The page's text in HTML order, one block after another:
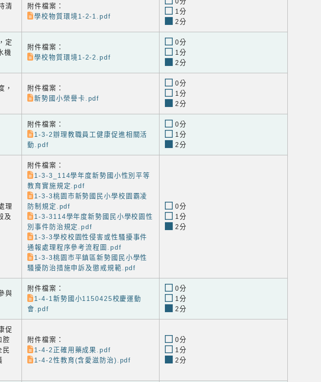
清
附件檔案：
學校物質環境1-2-1.pdf
1分
2分
定
機
附件檔案：
學校物質環境1-2-2.pdf
0分
1分
2分
，
附件檔案：
新勢國小榮譽卡.pdf
0分
1分
2分
附件檔案：
1-3-2辦理教職員工健康促進相關活
動.pdf
0分
1分
2分
理
及
附件檔案：
1-3-3_114學年度新勢國小性別平等
教育實施規定.pdf
1-3-3桃園市新勢國民小學校園霸凌
防制規定.pdf
1-3-3114學年度新勢國民小學校園性
別事件防治規定.pdf
1-3-3學校校園性侵害或性騷擾事件
通報處理程序參考流程圖.pdf
1-3-3桃園市平鎮區新勢國民小學性
騷擾防治措施申訴及懲戒規範.pdf
0分
1分
2分
與
附件檔案：
1-4-1新勢國小1150425校慶運動
會.pdf
0分
1分
2分
促
腔
民
附件檔案：
1-4-2正確用藥成果.pdf
1-4-2性教育(含愛滋防治).pdf
0分
1分
2分